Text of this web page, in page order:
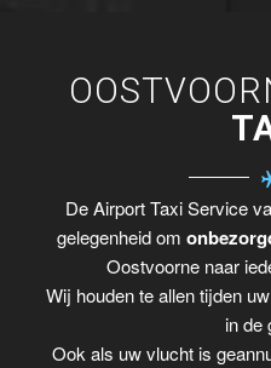
De Airport Taxi Service
gelegenheid om
Oostvoorne naar
Wij houden te allen tijden
in de
Ook als uw vlucht is